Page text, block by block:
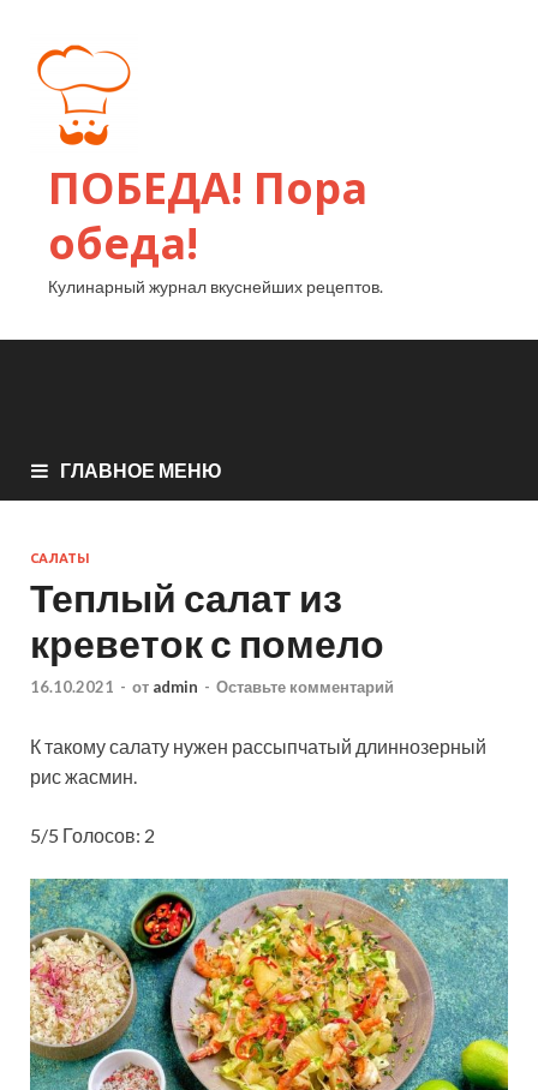
ПОБЕДА! Пора
обеда!
Кулинарный журнал вкуснейших рецептов.
ГЛАВНОЕ МЕНЮ
САЛАТЫ
Теплый салат из
креветок с помело
16.10.2021 - от admin - Оставьте комментарий
К такому салату нужен рассыпчатый длиннозерный
рис жасмин.
5/5 Голосов: 2